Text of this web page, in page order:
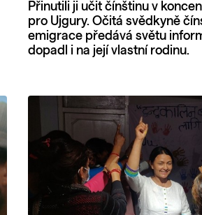
Přinutili ji učit čínštinu v
pro Ujgury. Očitá svědkyně
emigrace předává světu
dopadl i na její vlastní rodinu.